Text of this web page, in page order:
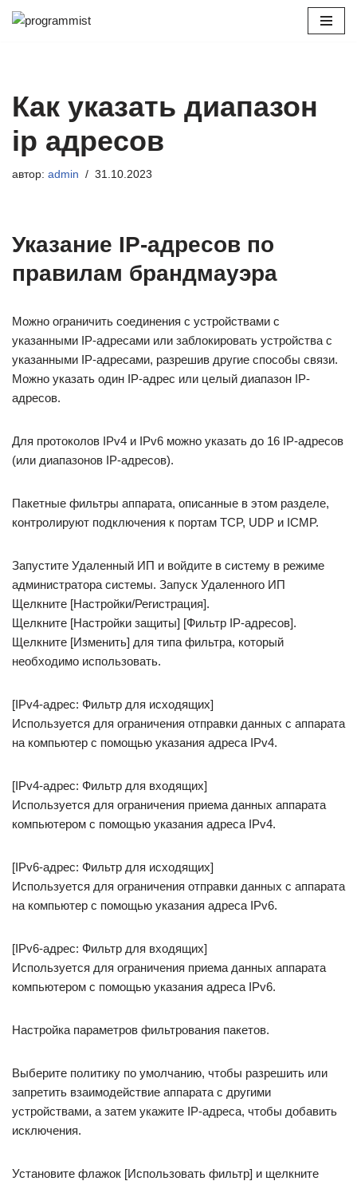
Как указать диапазон
ip адресов
автор: admin 31.10.2023
Указание IP-адресов по
правилам брандмауэра
Можно ограничить соединения с устройствами с
указанными IP-адресами или заблокировать устройства с
указанными IP-адресами, разрешив другие способы связи.
Можно указать один IP-адрес или целый диапазон IP-
адресов.
Для протоколов IPv4 и IPv6 можно указать до 16 IP-адресов
(или диапазонов IP-адресов).
Пакетные фильтры аппарата, описанные в этом разделе,
контролируют подключения к портам TCP, UDP и ICMP.
Запустите Удаленный ИП и войдите в систему в режиме
администратора системы. Запуск Удаленного ИП
Щелкните [Настройки/Регистрация].
Щелкните [Настройки защиты] [Фильтр IP-адресов].
Щелкните [Изменить] для типа фильтра, который
необходимо использовать.
[IPv4-адрес: Фильтр для исходящих]
Используется для ограничения отправки данных с аппарата
на компьютер с помощью указания адреса IPv4.
[IPv4-адрес: Фильтр для входящих]
Используется для ограничения приема данных аппарата
компьютером с помощью указания адреса IPv4.
[IPv6-адрес: Фильтр для исходящих]
Используется для ограничения отправки данных с аппарата
на компьютер с помощью указания адреса IPv6.
[IPv6-адрес: Фильтр для входящих]
Используется для ограничения приема данных аппарата
компьютером с помощью указания адреса IPv6.
Настройка параметров фильтрования пакетов.
Выберите политику по умолчанию, чтобы разрешить или
запретить взаимодействие аппарата с другими
устройствами, а затем укажите IP-адреса, чтобы добавить
исключения.
Установите флажок [Использовать фильтр] и щелкните